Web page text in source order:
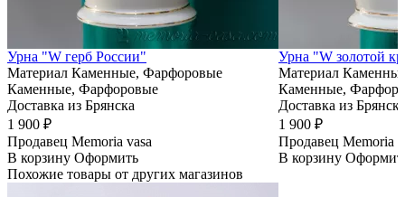
Урна "W герб России"
Материал Каменные, Фарфоровые
Каменные, Фарфоровые
Доставка из Брянска
1 900 ₽
Продавец Memoria vasa
В корзину Оформить
Урна "W золотой
Материал
Каменные,
Доставка из Брянска
1 900 ₽
Продавец Memoria
В корзину
Похожие товары от других магазинов